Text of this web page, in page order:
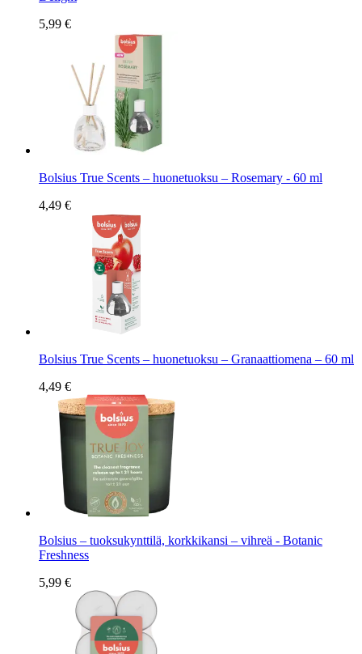
5,99 €
Bolsius True Scents – huonetuoksu – Rosemary - 60 ml
4,49 €
Bolsius True Scents – huonetuoksu – Granaattiomena – 60 ml
4,49 €
Bolsius – tuoksukynttilä, korkkikansi – vihreä - Botanic
Freshness
5,99 €